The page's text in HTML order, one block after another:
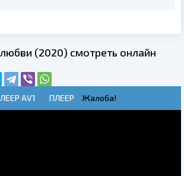
(2020) смотреть онлайн
AV1 ПЛЕЕР Жалоба!